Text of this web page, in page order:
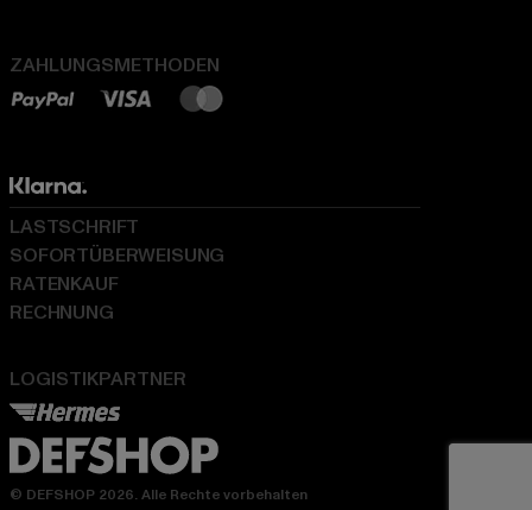
ZAHLUNGSMETHODEN
LOGISTIKPARTNER
LASTSCHRIFT
SOFORTÜBERWEISUNG
RATENKAUF
RECHNUNG
© DEFSHOP 2026. Alle Rechte vorbehalten